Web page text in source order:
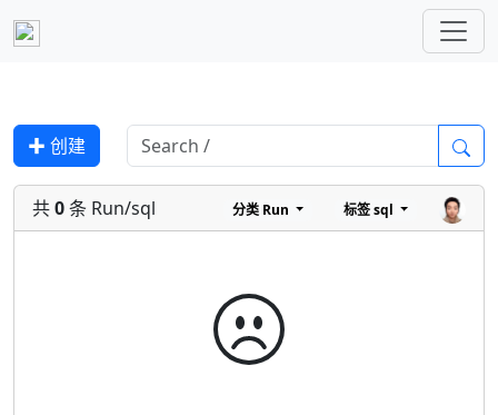
✚ 创建
共0条 Run/sql 分类 Run 标签sql